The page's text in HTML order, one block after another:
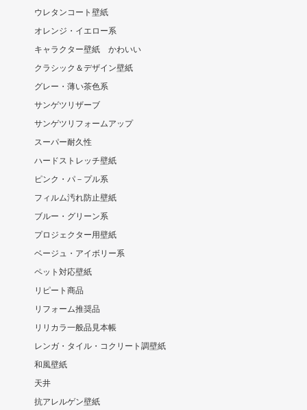
ウレタンコート壁紙
オレンジ・イエロー系
キャラクター壁紙 かわいい
クラシック＆デザイン壁紙
グレー・薄い茶色系
サンゲツリザーブ
サンゲツリフォームアップ
スーパー耐久性
ハードストレッチ壁紙
ピンク・パ－プル系
フィルム汚れ防止壁紙
ブルー・グリーン系
プロジェクター用壁紙
ベージュ・アイボリー系
ペット対応壁紙
リピート商品
リフォーム推奨品
リリカラ一般品見本帳
レンガ・タイル・コクリート調壁紙
和風壁紙
天井
抗アレルゲン壁紙